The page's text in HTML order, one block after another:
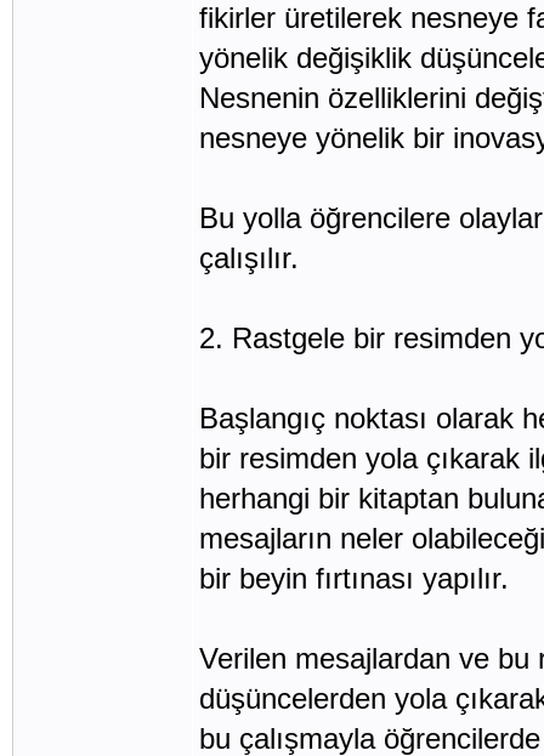
fikirler üretilerek nesneye
yönelik değişiklik
Nesnenin özelliklerini
nesneye yönelik bir
Bu yolla öğrencilere
çalışılır.
2. Rastgele bir resimden
Başlangıç noktası olarak
bir resimden yola çıkarak
herhangi bir kitaptan
mesajların neler
bir beyin fırtınası yapılır.
Verilen mesajlardan ve bu
düşüncelerden yola
bu çalışmayla